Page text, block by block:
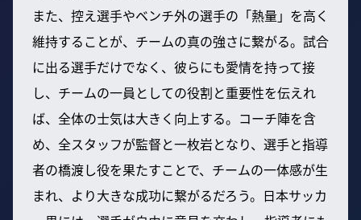
また、控え選手やベンチ外の選手の「熱量」を高く
維持することが、チームの真の強さに繋がる。試合
に出る選手だけでなく、彼らにも愛情を持って接
し、チームの一員としての役割と重要性を伝えれ
ば、全体の士気は大きく向上する。コーチ陣を含
め、全スタッフが監督と一枚岩となり、選手と指導
者の橋渡し役を果たすことで、チームの一体感が生
まれ、より大きな成功に繋がるだろう。日本サッカ